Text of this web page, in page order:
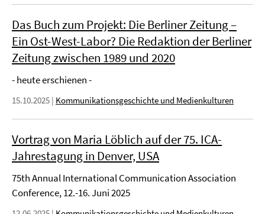
Das Buch zum Projekt: Die Berliner Zeitung –
Ein Ost-West-Labor? Die Redaktion der Berliner
Zeitung zwischen 1989 und 2020
- heute erschienen -
15.10.2025 | Kommunikationsgeschichte und Medienkulturen
Vortrag von Maria Löblich auf der 75. ICA-
Jahrestagung in Denver, USA
75th Annual International Communication Association
Conference, 12.-16. Juni 2025